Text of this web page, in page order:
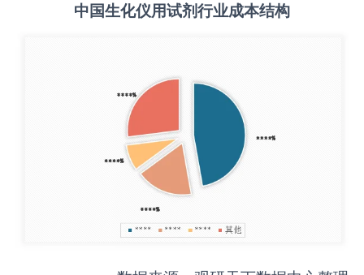
中国生化仪用试剂行业成本结构